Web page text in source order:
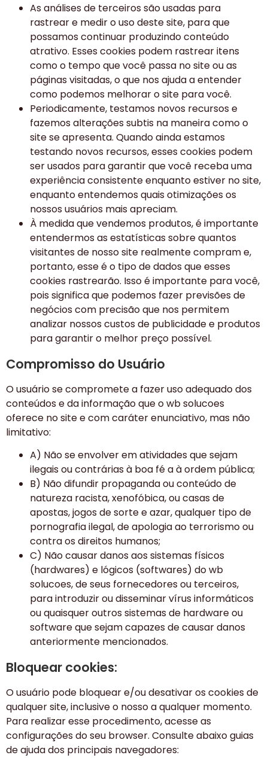
As análises de terceiros são usadas para
rastrear e medir o uso deste site, para que
possamos continuar produzindo conteúdo
atrativo. Esses cookies podem rastrear itens
como o tempo que você passa no site ou as
páginas visitadas, o que nos ajuda a entender
como podemos melhorar o site para você.
Periodicamente, testamos novos recursos e
fazemos alterações subtis na maneira como o
site se apresenta. Quando ainda estamos
testando novos recursos, esses cookies podem
ser usados ​​para garantir que você receba uma
experiência consistente enquanto estiver no site,
enquanto entendemos quais otimizações os
nossos usuários mais apreciam.
À medida que vendemos produtos, é importante
entendermos as estatísticas sobre quantos
visitantes de nosso site realmente compram e,
portanto, esse é o tipo de dados que esses
cookies rastrearão. Isso é importante para você,
pois significa que podemos fazer previsões de
negócios com precisão que nos permitem
analizar nossos custos de publicidade e produtos
para garantir o melhor preço possível.
Compromisso do Usuário
O usuário se compromete a fazer uso adequado dos
conteúdos e da informação que o wb solucoes
oferece no site e com caráter enunciativo, mas não
limitativo:
A) Não se envolver em atividades que sejam
ilegais ou contrárias à boa fé a à ordem pública;
B) Não difundir propaganda ou conteúdo de
natureza racista, xenofóbica, ou casas de
apostas, jogos de sorte e azar, qualquer tipo de
pornografia ilegal, de apologia ao terrorismo ou
contra os direitos humanos;
C) Não causar danos aos sistemas físicos
(hardwares) e lógicos (softwares) do wb
solucoes, de seus fornecedores ou terceiros,
para introduzir ou disseminar vírus informáticos
ou quaisquer outros sistemas de hardware ou
software que sejam capazes de causar danos
anteriormente mencionados.
Bloquear cookies:
O usuário pode bloquear e/ou desativar os cookies de
qualquer site, inclusive o nosso a qualquer momento.
Para realizar esse procedimento, acesse as
configurações do seu browser. Consulte abaixo guias
de ajuda dos principais navegadores: